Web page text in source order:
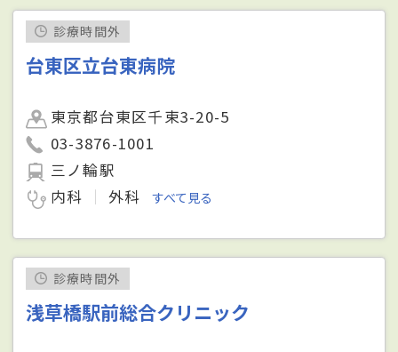
診療時間外
台東区立台東病院
東京都台東区千束3-20-5
03-3876-1001
三ノ輪駅
内科
外科 すべて見る
診療時間外
浅草橋駅前総合クリニック